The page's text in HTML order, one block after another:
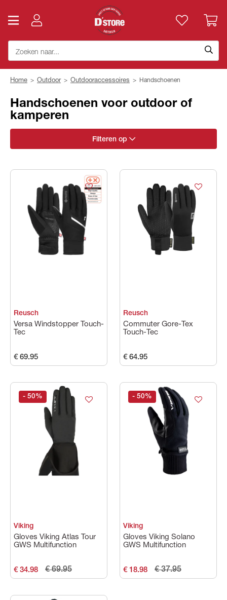
Home > Outdoor > Outdooraccessoires > Handschoenen
Handschoenen voor outdoor of
kamperen
Filteren op
Geslacht
Reusch
Versa Windstopper Touch-
Tec
€ 69.95
Reusch
Commuter Gore-Tex
Touch-Tec
€ 64.95
Viking
Gloves Viking Atlas Tour
GWS Multifunction
€ 34.98 € 69.95
- 50%
Viking
Gloves Viking Solano
GWS Multifunction
€ 18.98 € 37.95
- 50%